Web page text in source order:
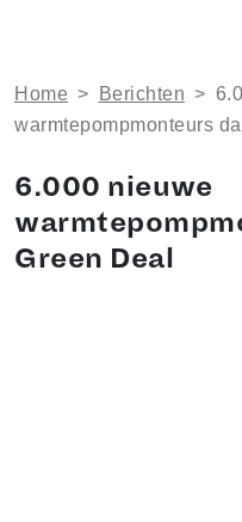
Home > Berichten >
warmtepompmonteurs
6.000 nieuwe
Green Deal